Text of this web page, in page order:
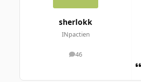
sherlokk
INpactien
46
messages